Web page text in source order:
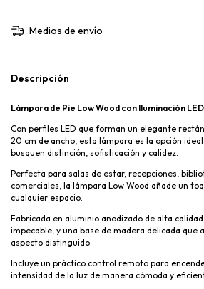
Medios de envío
Descripción
Lámpara de Pie Low Wood con Iluminación LED
Con perfiles LED que forman un elegante
20 cm de ancho, esta lámpara es la opción
busquen distinción, sofisticación y calidez.
Perfecta para salas de estar, recepciones,
comerciales, la lámpara Low Wood añade un
cualquier espacio.
Fabricada en aluminio anodizado de alta
impecable, y una base de madera delicada que
aspecto distinguido.
Incluye un práctico control remoto para
intensidad de la luz de manera cómoda y